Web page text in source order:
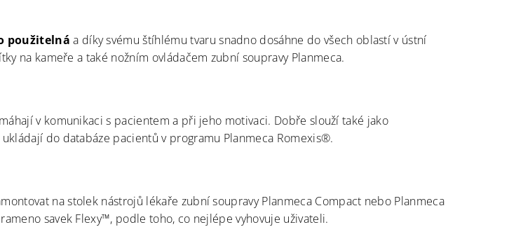
použitelná a díky svému štíhlému tvaru snadno dosáhne do všech oblastí v ústní
na kameře a také nožním ovládačem zubní soupravy Planmeca.
v komunikaci s pacientem a při jeho motivaci. Dobře slouží také jako
do databáze pacientů v programu Planmeca Romexis®.
na stolek nástrojů lékaře zubní soupravy Planmeca Compact nebo Planmeca
savek Flexy™, podle toho, co nejlépe vyhovuje uživateli.